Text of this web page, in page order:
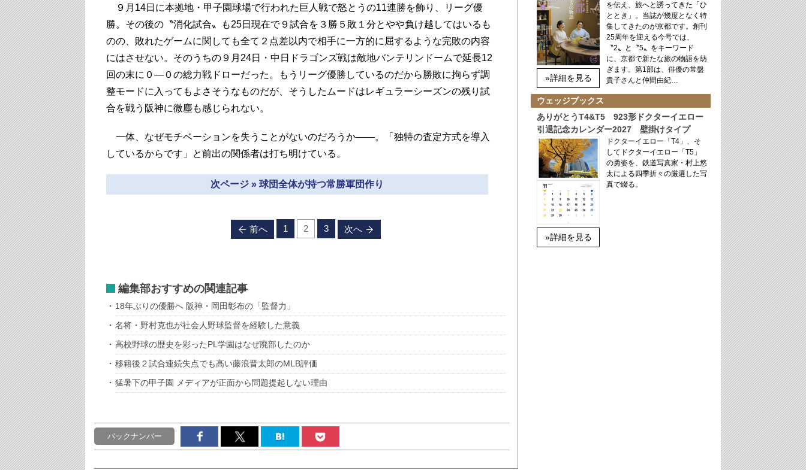
９月14日に本拠地・甲子園球場で行われた巨人戦で怒とうの11連勝を飾り、リーグ優
勝。その後の〝消化試合〟も25日現在で９試合を３勝５敗１分とやや負け越してはいるも
のの、敗れたゲームに関しても全て２点差以内で相手に一方的に屈するような完敗の内容
にはさせない。そのうちの９月24日・中日ドラゴンズ戦は敵地バンテリンドームで延長12
回の末に０―０の総力戦ドローだった。もうリーグ優勝しているのだから勝敗に拘らず調
整モードに入ってもよさそうなものだが、そうしたムードはレギュラーシーズンの残り試
合を戦う阪神に微塵も感じられない。
一体、なぜモチベーションを失うことがないのだろうか――。「独特の査定方式を導入
しているからです」と前出の関係者は打ち明けている。
次ページ » 球団全体が持つ常勝軍団作り
前へ 1 2 3 次へ
編集部おすすめの関連記事
18年ぶりの優勝へ 阪神・岡田彰布の「監督力」
名将・野村克也が社会人野球監督を経験した意義
高校野球の歴史を彩ったPL学園はなぜ廃部したのか
移籍後２試合連続失点でも高い藤浪晋太郎のMLB評価
猛暑下の甲子園 メディアが正面から問題提起しない理由
バックナンバー
»詳細を見る
を伝え、旅へと誘ってきた「ひ
ととき」。当誌が幾度となく特
集してきたのが京都です。創刊
25周年を迎える今号では、
〝2〟と〝5〟をキーワード
に、京都で新たな旅の物語を紡
ぎます。第1部は、俳優の常盤
貴子さんと仲間由紀…
ウェッジブックス
ありがとうT4&T5 923形ドクターイエロー
引退記念カレンダー2027 壁掛けタイプ
»詳細を見る
ドクターイエロー「T4」、そ
してドクターイエロー「T5」
の勇姿を、鉄道写真家・村上悠
太による四季折々の厳選した写
真で綴る。